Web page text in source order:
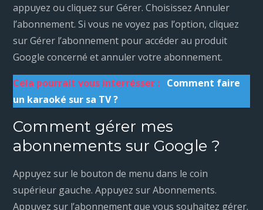
appuyez ou cliquez sur Gérer. Choisissez Annuler
l’abonnement. Si vous ne voyez pas l’option, cliquez
sur Gérer l’abonnement pour accéder au produit
Google concerné et annuler votre abonnement.
Cela pourrait vous interrésser : Comment faire
un karaoké sur sa TV ?
Comment gérer mes
abonnements sur Google ?
Appuyez sur le bouton de menu dans le coin
supérieur gauche. Appuyez sur Abonnements.
Appuyez sur l’abonnement que vous souhaitez gérer.